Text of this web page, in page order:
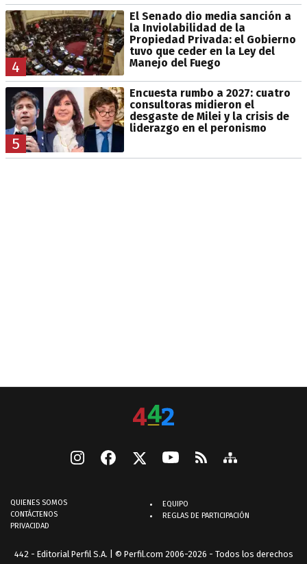
4
El Senado dio media sanción a
la Inviolabilidad de la
Propiedad Privada: el Gobierno
tuvo que ceder en la Ley del
Manejo del Fuego
5
Encuesta rumbo a 2027: cuatro
consultoras midieron el
desgaste de Milei y la crisis de
liderazgo en el peronismo
QUIENES SOMOS
CONTÁCTENOS
PRIVACIDAD
EQUIPO
REGLAS DE PARTICIPACIÓN
442 - Editorial Perfil S.A. | © Perfil.com 2006-2026 - Todos los derechos